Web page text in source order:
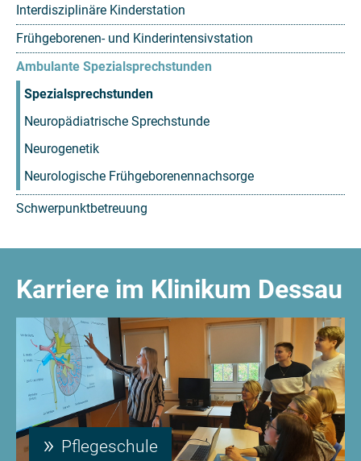
Interdisziplinäre Kinderstation
Frühgeborenen- und Kinderintensivstation
Ambulante Spezialsprechstunden
Spezialsprechstunden
Neuropädiatrische Sprechstunde
Neurogenetik
Neurologische Frühgeborenennachsorge
Schwerpunktbetreuung
Karriere im Klinikum Dessau
Pflegeschule